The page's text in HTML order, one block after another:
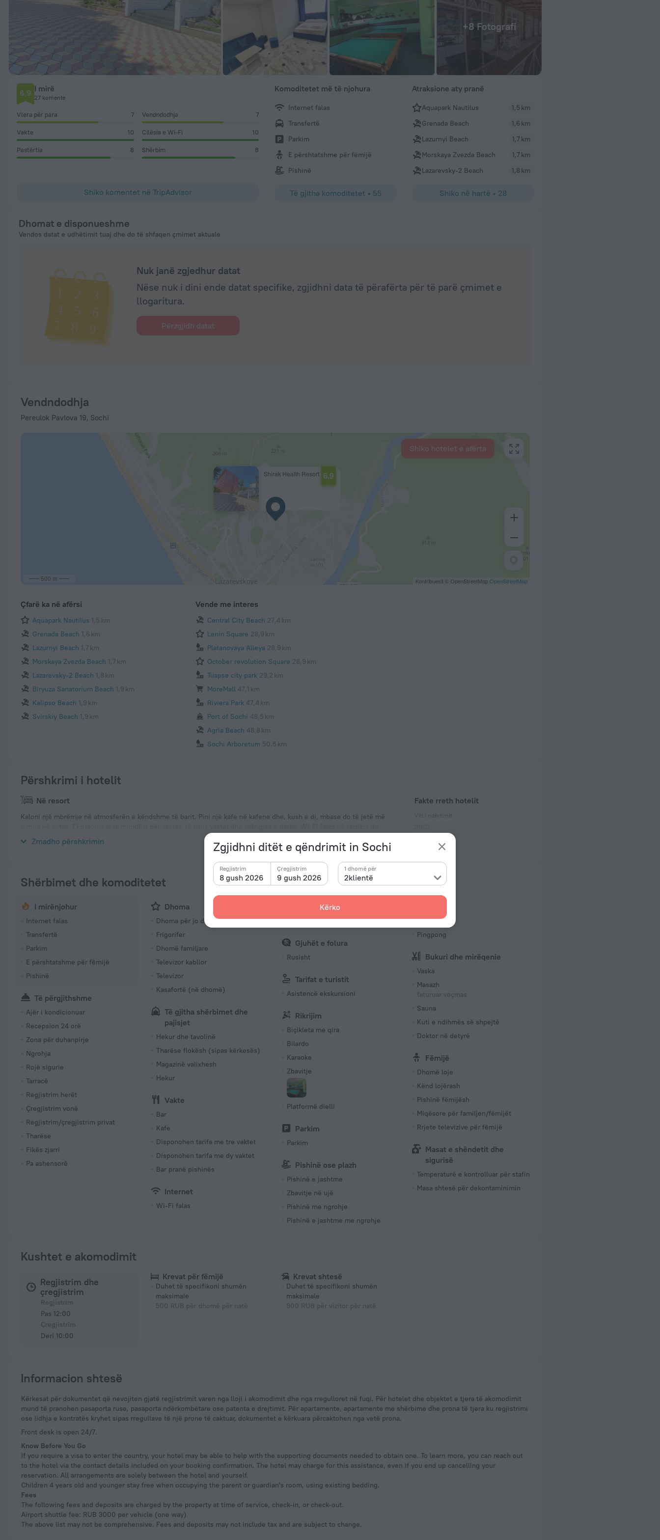
Zgjidhni ditët e qëndrimit in Sochi
8 gush 2026
Regjistrim
9 gush 2026
Çregjistrim
2klientë
1 dhomë për
Kërko
+8 Fotografi
6,9 I mirë
27 komente
Vlera për para 7 Vendndodhja 7
Vakte 10 Cilësia e Wi-Fi 10
Pastërtia 8 Shërbim 8
Shiko komentet në TripAdvisor
Komoditetet më të njohura
Internet falas
Transfertë
Parkim
E përshtatshme për fëmijë
Pishinë
Të gjitha komoditetet • 55
Atraksione aty pranë
Aquapark Nautilus
1,5 km
Grenada Beach
1,6 km
Lazurnyi Beach
1,7 km
Morskaya Zvezda Beach
1,7 km
Lazarevsky-2 Beach
1,8 km
Shiko në hartë • 28
Dhomat e disponueshme
Vendos datat e udhëtimit tuaj dhe do të shfaqen çmimet aktuale
Nuk janë zgjedhur datat
Nëse nuk i dini ende datat specifike, zgjidhni data të përafërta për të parë çmimet e
llogaritura.
Përzgjidh datat
Vendndodhja
Pereulok Pavlova 19, Sochi
Shirak Health Resort 6,9
500 m Kontribuesit © OpenStreetMapOpenStreetMap
Shiko hotelet e afërta
Çfarë ka në afërsi
Aquapark Nautilus 1,5 km
Grenada Beach 1,6 km
Lazurnyi Beach 1,7 km
Morskaya Zvezda Beach 1,7 km
Lazarevsky-2 Beach 1,8 km
Biryuza Sanatorium Beach 1,9 km
Kalipso Beach 1,9 km
Svirskiy Beach 1,9 km
Vende me interes
Central City Beach 27,4 km
Lenin Square 28,9 km
Platanovaya Alleya 28,9 km
October revolution Square 28,9 km
Tuapse city park 29,2 km
MoreMall 47,1 km
Riviera Park 47,4 km
Port of Sochi 48,5 km
Agria Beach 48,8 km
Sochi Arboretum 50,5 km
Përshkrimi i hotelit
Në resort
Kaloni një mbrëmje në atmosferën e këndshme të barit. Pini një kafe në kafene dhe, kush e di, mbase do të jetë më
Zmadho përshkrimin
Fakte rreth hotelit
Lloji i prizës elektrike
220 V / 50 Hz
Lloji C
(niveli bazë)
220 V / 50 Hz
Numri i dhomave
116 dhoma
Shërbimet dhe komoditetet
I mirënjohur
Internet falas
Transfertë
Parkim
E përshtatshme për fëmijë
Pishinë
Të përgjithshme
Ajër i kondicionuar
Recepsion 24 orë
Zona për duhanpirje
Ngrohja
Rojë sigurie
Tarracë
Regjistrim herët
Çregjistrim vonë
Regjistrim/çregjistrim privat
Tharëse
Fikës zjarri
Pa ashensorë
Dhoma
Dhoma për jo duhanpirës
Frigorifer
Dhomë familjare
Televizor kabllor
Televizor
Kasafortë (në dhomë)
Të gjitha shërbimet dhe
pajisjet
Hekur dhe tavolinë
Tharëse flokësh (sipas kërkesës)
Magazinë valixhesh
Hekur
Vakte
Bar
Kafe
Disponohen tarifa me tre vaktet
Disponohen tarifa me dy vaktet
Bar pranë pishinës
Internet
Wi-Fi falas
Transfertë
Autobus falas
Gjuhët e folura
Rusisht
Tarifat e turistit
Asistencë ekskursioni
Rikrijim
Biçikleta me qira
Bilardo
Karaoke
Zbavitje
Platformë dielli
Parkim
Parkim
Pishinë ose plazh
Pishinë e jashtme
Zbavitje në ujë
Pishinë me ngrohje
Pishinë e jashtme me ngrohje
Badminton
Pingpong
Bukuri dhe mirëqenie
Vaska
Masazh
faturuar veçmas
Sauna
Kuti e ndihmës së shpejtë
Doktor në detyrë
Fëmijë
Dhomë loje
Kënd lojërash
Pishinë fëmijësh
Miqësore për familjen/fëmijët
Rrjete televizive për fëmijë
Masat e shëndetit dhe
sigurisë
Temperaturë e kontrolluar për stafin
Masa shtesë për dekontaminimin
Kushtet e akomodimit
Regjistrim dhe
çregjistrim
Pas 12:00
Deri 10:00
Krevat për fëmijë
Duhet të specifikoni shumën
maksimale
500 RUB për dhomë për natë
Krevat shtesë
Duhet të specifikoni shumën
maksimale
900 RUB për vizitor për natë
Informacion shtesë
Kërkesat për dokumentet që nevojiten gjatë regjistrimit varen nga lloji i akomodimit dhe nga rregulloret në fuqi. Për hotelet dhe objektet e tjera të akomodimit
mund të pranohen pasaporta ruse, pasaporta ndërkombëtare ose patenta e drejtimit. Për apartamente, apartamente me shërbime dhe prona të tjera ku regjistrimi
ose lidhja e kontratës kryhet sipas rregullave të një prone të caktuar, dokumentet e kërkuara përcaktohen nga vetë prona.
Front desk is open 24/7.
Know Before You Go
If you require a visa to enter the country, your hotel may be able to help with the supporting documents needed to obtain one. To learn more, you can reach out
to the hotel via the contact details included on your booking confirmation. The hotel may charge for this assistance, even if you end up cancelling your
reservation. All arrangements are solely between the hotel and yourself.
Children 4 years old and younger stay free when occupying the parent or guardian's room, using existing bedding.
Fees
The following fees and deposits are charged by the property at time of service, check-in, or check-out.
Airport shuttle fee: RUB 3000 per vehicle (one way)
The above list may not be comprehensive. Fees and deposits may not include tax and are subject to change.